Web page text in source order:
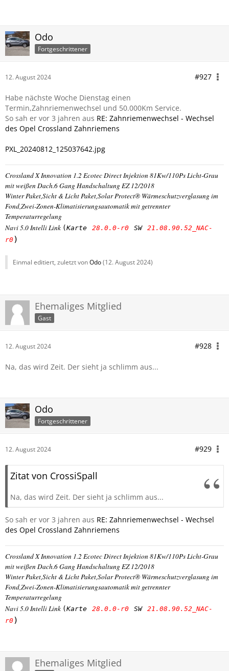
Odo
Fortgeschrittener
12. August 2024 #927
Habe nächste Woche Dienstag einen
Termin,Zahnriemenwechsel und 50.000Km Service.
So sah er vor 3 jahren aus RE: Zahnriemenwechsel - Wechsel
des Opel Crossland Zahnriemens
PXL_20240812_125037642.jpg
Crossland X Innovation 1.2 Ecotec Direct Injektion 81Kw/110Ps Licht-Grau
mit weißen Dach.6 Gang Handschaltung EZ 12/2018
Winter Paket,Sicht & Licht Paket,Solar Protect® Wärmeschutzverglasung im
Fond,Zwei-Zonen-Klimatisierungsautomatik mit getrennter
Temperaturregelung
Navi 5.0 Intelli Link ( Karte 28.0.0-r0 SW
21.08.90.52_NAC-
r0 )
Einmal editiert, zuletzt vonOdo(12. August 2024)
Ehemaliges Mitglied
Gast
12. August 2024 #928
Na, das wird Zeit. Der sieht ja schlimm aus...
Odo
Fortgeschrittener
12. August 2024 #929
Zitat von CrossiSpall
Na, das wird Zeit. Der sieht ja schlimm aus...
So sah er vor 3 jahren aus RE: Zahnriemenwechsel - Wechsel
des Opel Crossland Zahnriemens
Crossland X Innovation 1.2 Ecotec Direct Injektion 81Kw/110Ps Licht-Grau
mit weißen Dach.6 Gang Handschaltung EZ 12/2018
Winter Paket,Sicht & Licht Paket,Solar Protect® Wärmeschutzverglasung im
Fond,Zwei-Zonen-Klimatisierungsautomatik mit getrennter
Temperaturregelung
Navi 5.0 Intelli Link ( Karte 28.0.0-r0 SW
21.08.90.52_NAC-
r0 )
Ehemaliges Mitglied